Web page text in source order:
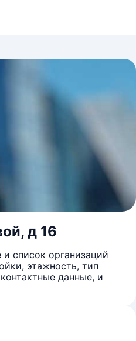
д 16
список организаций
этажность, тип
данные, и